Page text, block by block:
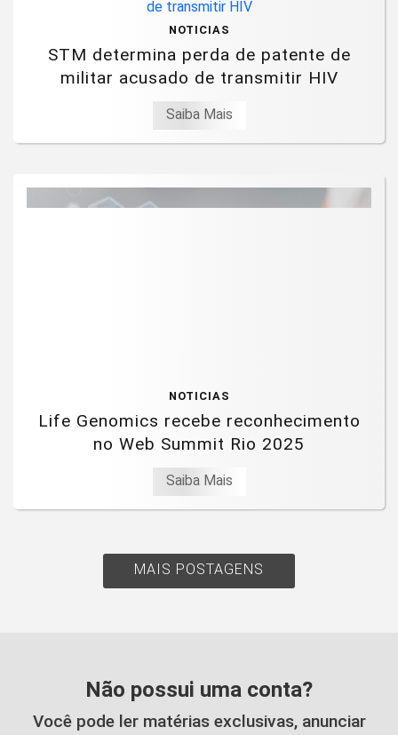
NOTICIAS
STM determina perda de patente de
militar acusado de transmitir HIV
Saiba Mais
NOTICIAS
Life Genomics recebe reconhecimento
no Web Summit Rio 2025
Saiba Mais
MAIS POSTAGENS
Não possui uma conta?
Você pode ler matérias exclusivas, anunciar